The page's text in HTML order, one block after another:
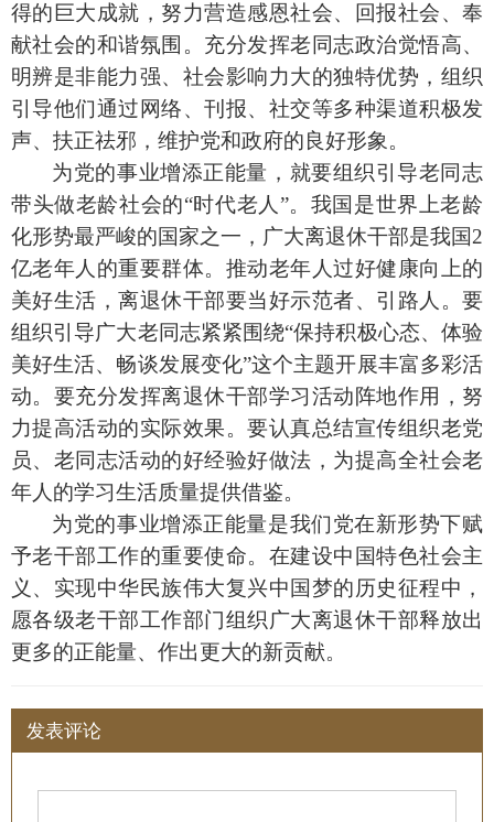
得的巨大成就，努力营造感恩社会、回报社会、奉
献社会的和谐氛围。充分发挥老同志政治觉悟高、
明辨是非能力强、社会影响力大的独特优势，组织
引导他们通过网络、刊报、社交等多种渠道积极发
声、扶正祛邪，维护党和政府的良好形象。
为党的事业增添正能量，就要组织引导老同志
带头做老龄社会的“时代老人 ”。我国是世界上老龄
化形势最严峻的国家之一，广大离退休干部是我国2
亿老年人的重要群体。推动老年人过好健康向上的
美好生活，离退休干部要当好示范者、引路人。要
组织引导广大老同志紧紧围绕“保持积极心态、体验
美好生活、畅谈发展变化”这个主题开展丰富多彩活
动。要充分发挥离退休干部学习活动阵地作用，努
力提高活动的实际效果。要认真总结宣传组织老党
员、老同志活动的好经验好做法，为提高全社会老
年人的学习生活质量提供借鉴。
为党的事业增添正能量是我们党在新形势下赋
予老干部工作的重要使命。在建设中国特色社会主
义、实现中华民族伟大复兴中国梦的历史征程中，
愿各级老干部工作部门组织广大离退休干部释放出
更多的正能量、作出更大的新贡献。
发表评论